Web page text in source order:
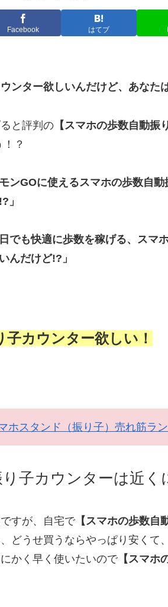
Facebook はてブ
ンター欲しいんだけど、あなた
と評判の 【スマホの歩数自動振
？
モンGOに使えるスマホの歩数自
!?」
日でも快適に歩数を稼げる、スマ
んだけど!?」
カウンター欲しい！
ホスタンド（振り子）売れ筋ラン
子カウンターは近く
すが、自宅で【スマホの歩数自
どうせ買うならやっぱり安くて
かく早く使いたいので【スマホ